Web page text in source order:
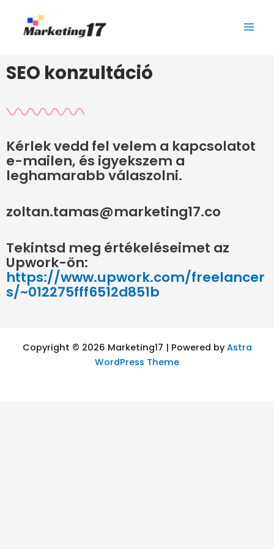
content
SEO konzultáció
Kérlek vedd fel velem a kapcsolatot
e-mailen, és igyekszem a
leghamarabb válaszolni.
zoltan.tamas@marketing17.co
Tekintsd meg értékeléseimet az
Upwork-ön:
https://www.upwork.com/freelancer
s/~012275fff6512d851b
Copyright © 2026 Marketing17 | Powered byAstra
WordPress Theme